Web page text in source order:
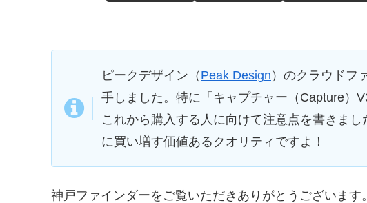
ピークデザイン（ Peak Design ）のクラウドフ
手しました。特に「キャプチャー（Capture）
これから購入する人に向けて注意点を書きま
に買い増す価値あるクオリティですよ！
神戸ファインダーをご覧いただきありがとうございます